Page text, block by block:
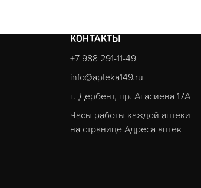
КОНТАКТЫ
+7 988 291-11-49
info@apteka149.ru
г. Дербент, пр. Агасиева 17А
Часы работы каждой аптеки —
на страницеАдреса аптек